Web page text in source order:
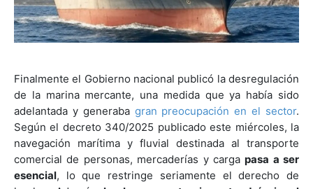
Finalmente el Gobierno nacional publicó la desregulación
de la marina mercante, una medida que ya había sido
adelantada y generaba gran preocupación en el sector.
Según el decreto 340/2025 publicado este miércoles, la
navegación marítima y fluvial destinada al transporte
comercial de personas, mercaderías y cargapasa a ser
esencial, lo que restringe seriamente el derecho de